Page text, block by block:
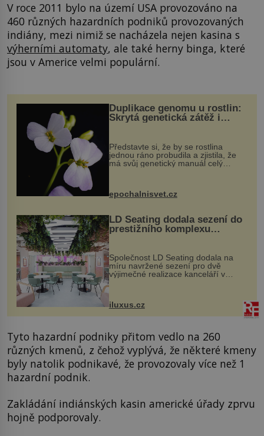
V roce 2011 bylo na území USA provozováno na
460 různých hazardních podniků provozovaných
indiány, mezi nimiž se nacházela nejen kasina s
výherními automaty, ale také herny binga, které
jsou v Americe velmi populární.
Duplikace genomu u rostlin:
Skrytá genetická zátěž i
Představte si, že by se rostlina
jednou ráno probudila a zjistila, že
má svůj genetický manuál celý
vstupenka...
epochalnisvet.cz
LD Seating dodala sezení do
prestižního komplexu
MediaCityUK v Salfordu
Společnost LD Seating dodala na
míru navržené sezení pro dvě
výjimečné realizace kanceláří v
areálu MediaCityUK v anglickém
budov Media...
iluxus.cz
Tyto hazardní podniky přitom vedlo na 260
různých kmenů, z čehož vyplývá, že některé kmeny
byly natolik podnikavé, že provozovaly více než 1
hazardní podnik.
Zakládání indiánských kasin americké úřady zprvu
hojně podporovaly.